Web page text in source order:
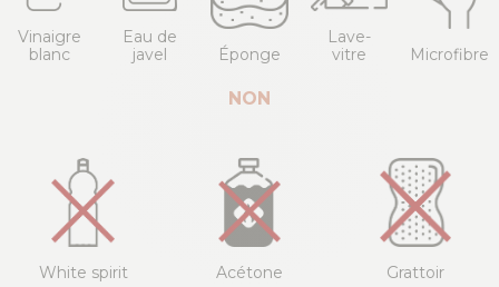
Vinaigre
blanc
Eau de
javel
Éponge
Lave-
vitre
Microfibre
NON
White spirit Acétone Grattoir